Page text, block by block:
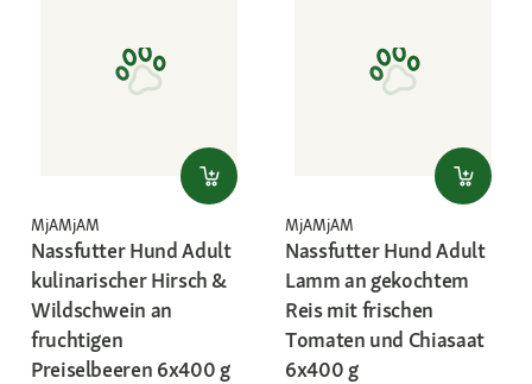
MjAMjAM
Nassfutter Hund Adult
kulinarischer Hirsch &
Wildschwein an
fruchtigen
Preiselbeeren 6x400 g
MjAMjAM
Nassfutter Hund Adult
Lamm an gekochtem
Reis mit frischen
Tomaten und Chiasaat
6x400 g